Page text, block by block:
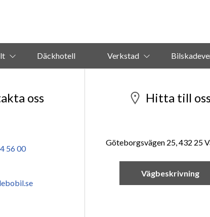
Däckhotell Verkstad
oss
56 00
Hitta till
Göteborgsvägen 25, 432 25
Vägbeskrivning